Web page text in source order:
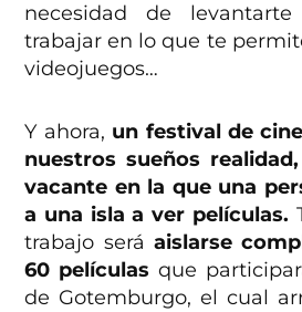
necesidad de
trabajar en lo que te
videojuegos…
Y ahora, un festival de
nuestros sueños
vacante en la que una
a una isla a ver películas.
trabajo será aislarse
60 películas que
de Gotemburgo, el cual